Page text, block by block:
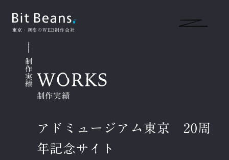
東京・新宿のWEB制作会社
制作実績
制作実績
アドミュージアム東京 20周
年記念サイト